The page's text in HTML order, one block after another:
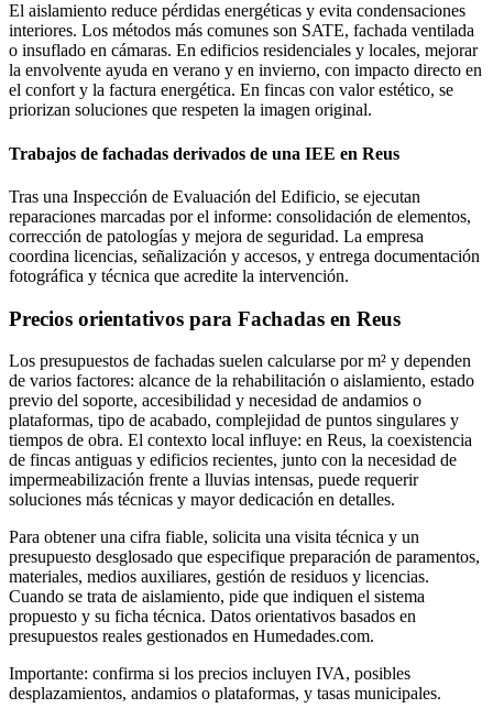
El aislamiento reduce pérdidas energéticas y evita condensaciones
interiores. Los métodos más comunes son SATE, fachada ventilada
o insuflado en cámaras. En edificios residenciales y locales, mejorar
la envolvente ayuda en verano y en invierno, con impacto directo en
el confort y la factura energética. En fincas con valor estético, se
priorizan soluciones que respeten la imagen original.
Trabajos de fachadas derivados de una IEE en Reus
Tras una Inspección de Evaluación del Edificio, se ejecutan
reparaciones marcadas por el informe: consolidación de elementos,
corrección de patologías y mejora de seguridad. La empresa
coordina licencias, señalización y accesos, y entrega documentación
fotográfica y técnica que acredite la intervención.
Precios orientativos para Fachadas en Reus
Los presupuestos de fachadas suelen calcularse por m² y dependen
de varios factores: alcance de la rehabilitación o aislamiento, estado
previo del soporte, accesibilidad y necesidad de andamios o
plataformas, tipo de acabado, complejidad de puntos singulares y
tiempos de obra. El contexto local influye: en Reus, la coexistencia
de fincas antiguas y edificios recientes, junto con la necesidad de
impermeabilización frente a lluvias intensas, puede requerir
soluciones más técnicas y mayor dedicación en detalles.
Para obtener una cifra fiable, solicita una visita técnica y un
presupuesto desglosado que especifique preparación de paramentos,
materiales, medios auxiliares, gestión de residuos y licencias.
Cuando se trata de aislamiento, pide que indiquen el sistema
propuesto y su ficha técnica. Datos orientativos basados en
presupuestos reales gestionados en Humedades.com.
Importante: confirma si los precios incluyen IVA, posibles
desplazamientos, andamios o plataformas, y tasas municipales.